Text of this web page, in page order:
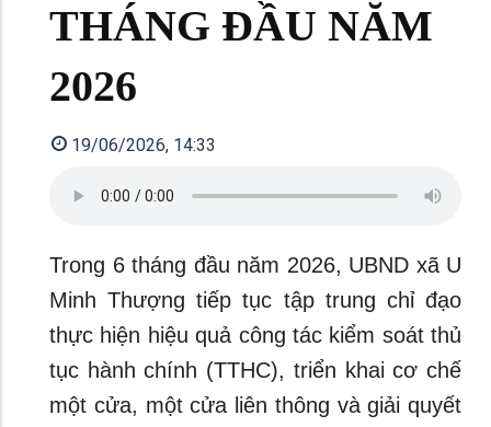
THÁNG ĐẦU NĂM
2026
19/06/2026, 14:33
Trong 6 tháng đầu năm 2026, UBND xã U
Minh Thượng tiếp tục tập trung chỉ đạo
thực hiện hiệu quả công tác kiểm soát thủ
tục hành chính (TTHC), triển khai cơ chế
một cửa, một cửa liên thông và giải quyết